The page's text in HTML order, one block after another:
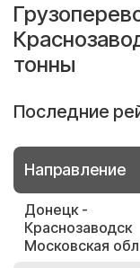
тонны
Последние
Направление
Донецк -
Краснозаводск
Московская обл